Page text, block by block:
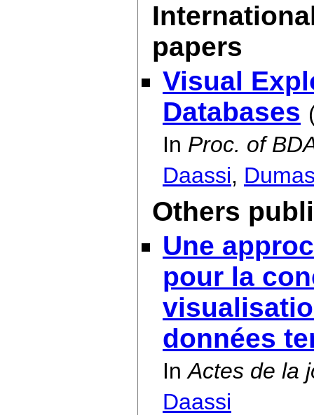
papers
Visual
Databases
In Proc. of
Daassi,
Others
Une
pour la
données
InActes de la
Daassi